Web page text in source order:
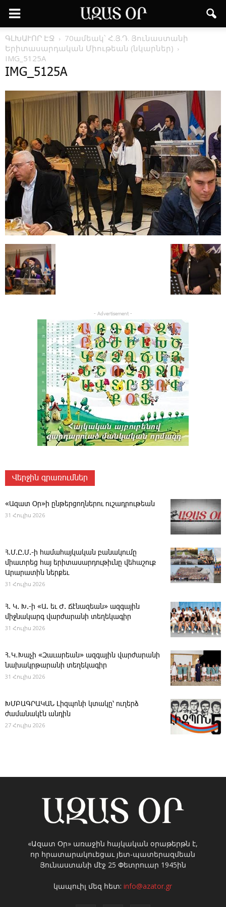
ԳԼԽԱՒՈՐ ԷՋ
70ամեակ՝ Հ.Յ.Դ. Յունաստանի
Երիտասարդական Միութեան (նկարներ)
IMG_5125A
IMG_5125A
- Advertisement -
Վերջին գրառումներ
«Ազատ Օր»ի ընթերցողներու ուշադրութեան
31 Հուլիս 2026
Հ.Մ.Ը.Մ.-ի համահայկական բանակումը
միաւորեց հայ երիտասարդութիւնը վեհաշուք
Արարատին ներքեւ
31 Հուլիս 2026
Հ. Կ. Խ.-ի «Ա. եւ Ժ. ­Ճէնազեան» ազգային
միջնակարգ վարժարանի տեղեկագիր
31 Հուլիս 2026
Հ․Կ․Խաչի «Զաւարեան» ազգային վարժարանի
նախակրթարանի տեղեկագիր
31 Հուլիս 2026
ԽՄԲԱԳՐԱԿԱՆ ­Լիզպոնի կտակը՝ ուղերձ
ժամանակէն անդին
27 Հուլիս 2026
«Ազատ Օր» առաջին հայկական օրաթերթն է,
որ հրատարակուեցաւ յետ-պատերազմեան
Յունաստանի մէջ 25 Փետրուար 1945ին
կապուիլ մեզ հետ:info@azator.gr